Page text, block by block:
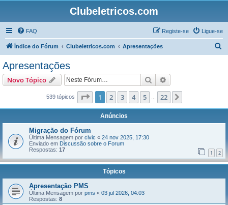
Clubeletricos.com
FAQ Ligue-se
Registe-se
Índice do Fórum Clubeletricos.com Apresentações
Apresentações
Novo Tópico Pesquisar
539 tópicos Página de 22
1 2 3 4 5 22
Anúncios
Migração do Fórum
Última Mensagem por civic « 24 nov 2025, 17:30
Enviado em Discussão sobre o Forum
Respostas: 17 1 2
Tópicos
Apresentação PMS
Última Mensagem por pms « 03 jul 2026, 04:03
Respostas: 8